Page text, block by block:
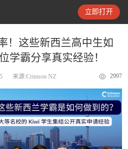
立即打开
维新闻
！这些新西兰高中生如
学霸分享真实经验！
来源:Crimson NZ 2997